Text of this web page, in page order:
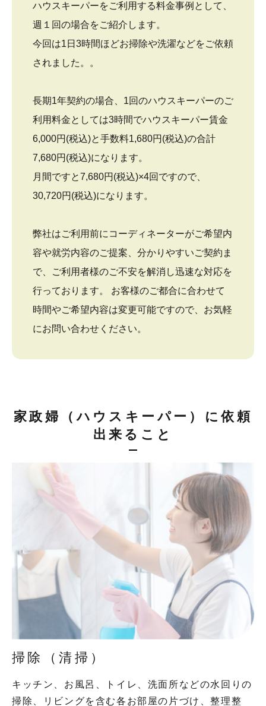
ハウスキーパーをご利用する料金事例として、
週１回の場合をご紹介します。
今回は1日3時間ほどお掃除や洗濯などをご依頼
されました。。
長期1年契約の場合、1回のハウスキーパーのご
利用料金としては3時間でハウスキーパー賃金
6,000円(税込)と手数料1,680円(税込)の合計
7,680円(税込)になります。
月間ですと7,680円(税込)×4回ですので、
30,720円(税込)になります。
弊社はご利用前にコーディネーターがご希望内
容や就労内容のご提案、分かりやすいご契約ま
で、ご利用者様のご不安を解消し迅速な対応を
行っております。 お客様のご都合に合わせて
時間やご希望内容は変更可能ですので、お気軽
にお問い合わせください。
家政婦（ハウスキーパー）に依頼
出来ること
掃除（清掃）
キッチン、お風呂、トイレ、洗面所などの水回りの
掃除、リビングを含む各お部屋の片づけ、整理整